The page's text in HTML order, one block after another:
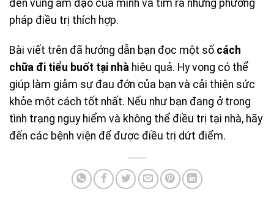
đến vùng âm đạo của mình và tìm ra những phương
pháp điều trị thích hợp.
Bài viết trên đã hướng dẫn bạn đọc một số cách
chữa đi tiểu buốt tại nhà hiệu quả. Hy vọng có thể
giúp làm giảm sự đau đớn của bạn và cải thiện sức
khỏe một cách tốt nhất. Nếu như bạn đang ở trong
tình trạng nguy hiểm và không thể điều trị tại nhà, hãy
đến các bệnh viện để được điều trị dứt điểm.